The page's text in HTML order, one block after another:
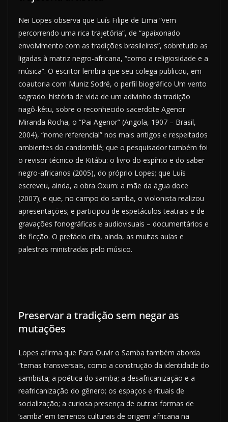
Nei Lopes observa que Luís Filipe de Lima “vem
percorrendo uma rica trajetória”, de “apaixonado
envolvimento com as tradições brasileiras”, sobretudo as
ligadas à matriz negro-africana, “como a religiosidade e a
música”. O escritor lembra que seu colega publicou, em
coautoria com Muniz Sodré, o perfil biográfico Um vento
sagrado: história de vida de um adivinho da tradição
nagô-kêtu, sobre o reconhecido sacerdote Agenor
Miranda Rocha, o “Pai Agenor” (Angola, 1907 – Brasil,
2004), “nome referencial” nos mais antigos e respeitados
ambientes do candomblé; que o pesquisador também foi
o revisor técnico de Kitábu: o livro do espírito e do saber
negro-africanos (2005), do próprio Lopes; que Luís
escreveu, ainda, a obra Oxum: a mãe da água doce
(2007); e que, no campo do samba, o violonista realizou
apresentações; e participou de espetáculos teatrais e de
gravações fonográficas e audiovisuais – documentários e
de ficção. O prefácio cita, ainda, as muitas aulas e
palestras ministradas pelo músico.
Preservar a tradição sem negar as
mutações
Lopes afirma que Para Ouvir o Samba também aborda
“temas transversais, como a construção da identidade do
sambista; a poética do samba; a desafricanização e a
reafricanização do gênero; os espaços e rituais de
socialização; a curiosa presença de outras formas de
‘samba’ em terrenos culturais de origem africana na